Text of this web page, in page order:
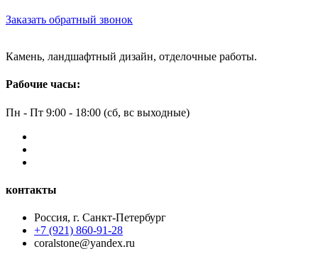
Заказать обратный звонок
Камень, ландшафтный дизайн, отделочные работы.
Рабочие часы:
Пн - Пт 9:00 - 18:00 (сб, вс выходные)
контакты
Россия, г. Санкт-Петербург
+7 (921) 860-91-28
coralstone@yandex.ru